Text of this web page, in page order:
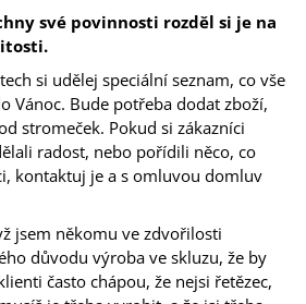
své povinnosti rozděl si je na
si udělej speciální seznam, co vše
Vánoc. Bude potřeba dodat zboží,
stromeček. Pokud si zákazníci
radost, nebo pořídili něco, co
kontaktuj je a s omluvou domluv
jsem někomu ve zdvořilosti
důvodu výroba ve skluzu, že by
často chápou, že nejsi řetězec,